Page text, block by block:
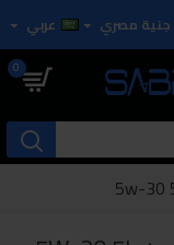
جنية مصري عربي
0